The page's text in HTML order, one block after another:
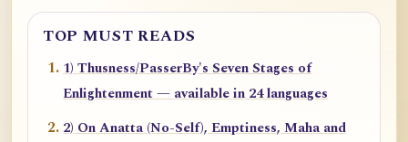
TOP MUST READS
1) Thusness/PasserBy's Seven Stages of
Enlightenment — available in 24 languages
2) On Anatta (No-Self), Emptiness, Maha and